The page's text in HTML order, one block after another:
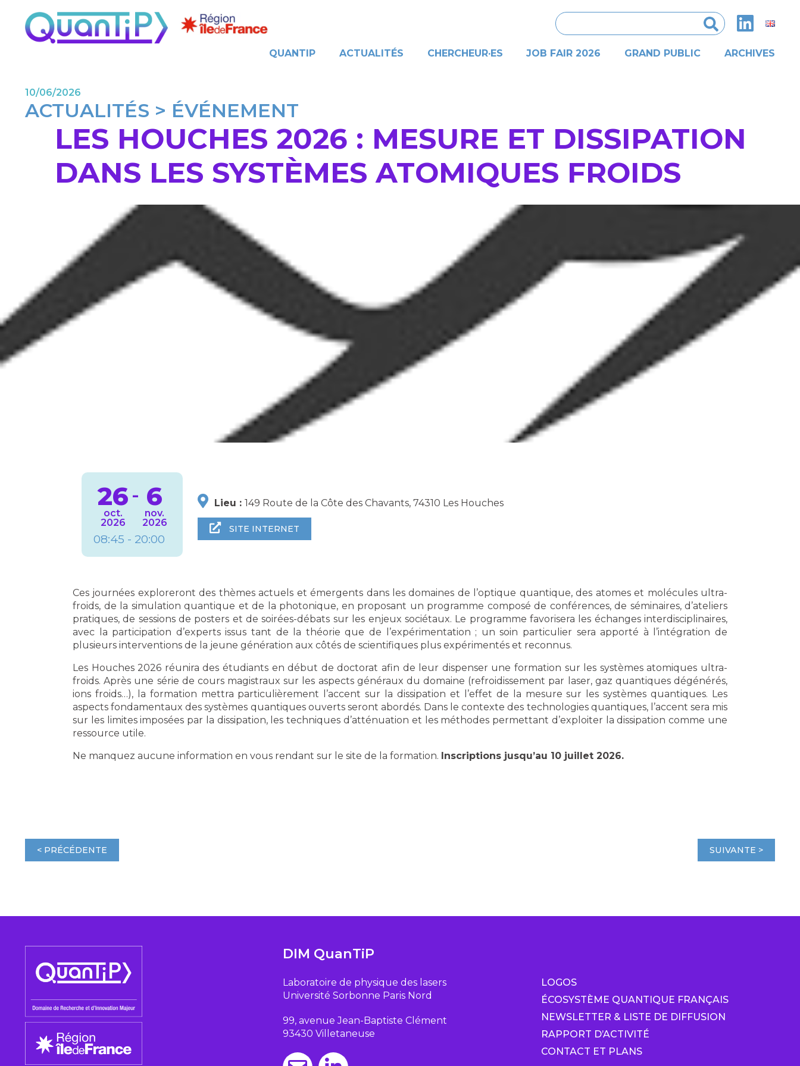
QUANTIP ACTUALITÉS CHERCHEUR·ES JOB FAIR 2026 GRAND PUBLIC ARCHIVES
10/06/2026
ACTUALITÉS > ÉVÉNEMENT
LES HOUCHES 2026 : MESURE ET DISSIPATION
DANS LES SYSTÈMES ATOMIQUES FROIDS
26
oct.
2026
- 6
nov.
2026
08:45 - 20:00
Lieu : 149 Route de la Côte des Chavants, 74310 Les Houches
SITE INTERNET
Ces journées exploreront des thèmes actuels et émergents dans les domaines de l’optique quantique, des atomes et molécules ultra-
froids, de la simulation quantique et de la photonique, en proposant un programme composé de conférences, de séminaires, d’ateliers
pratiques, de sessions de posters et de soirées-débats sur les enjeux sociétaux. Le programme favorisera les échanges interdisciplinaires,
avec la participation d’experts issus tant de la théorie que de l’expérimentation ; un soin particulier sera apporté à l’intégration de
plusieurs interventions de la jeune génération aux côtés de scientifiques plus expérimentés et reconnus.
Les Houches 2026 réunira des étudiants en début de doctorat afin de leur dispenser une formation sur les systèmes atomiques ultra-
froids. Après une série de cours magistraux sur les aspects généraux du domaine (refroidissement par laser, gaz quantiques dégénérés,
ions froids…), la formation mettra particulièrement l’accent sur la dissipation et l’effet de la mesure sur les systèmes quantiques. Les
aspects fondamentaux des systèmes quantiques ouverts seront abordés. Dans le contexte des technologies quantiques, l’accent sera mis
sur les limites imposées par la dissipation, les techniques d’atténuation et les méthodes permettant d’exploiter la dissipation comme une
ressource utile.
Ne manquez aucune information en vous rendant sur le site de la formation. Inscriptions jusqu’au 10 juillet 2026.
< PRÉCÉDENTE SUIVANTE >
DIM QuanTiP
Laboratoire de physique des lasers
Université Sorbonne Paris Nord
99, avenue Jean-Baptiste Clément
93430 Villetaneuse
LOGOS
ÉCOSYSTÈME QUANTIQUE FRANÇAIS
NEWSLETTER & LISTE DE DIFFUSION
RAPPORT D’ACTIVITÉ
CONTACT ET PLANS